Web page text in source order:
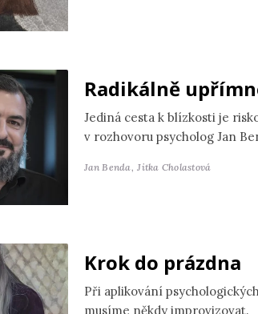
Radikálně
Jediná cesta k blízkosti je
v rozhovoru psycholog Jan
Jan Benda, Jitka Cholastová
Krok do prázdna
Při aplikování
musíme někdy improvizovat.